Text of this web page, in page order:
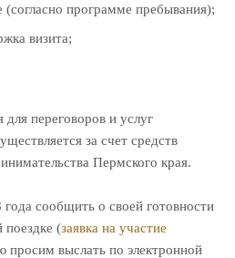
программе пребывания);
визита;
переговоров и услуг
за счет средств
Пермского края.
сообщить о своей готовности
поездке (заявка на участие
выслать по электронной